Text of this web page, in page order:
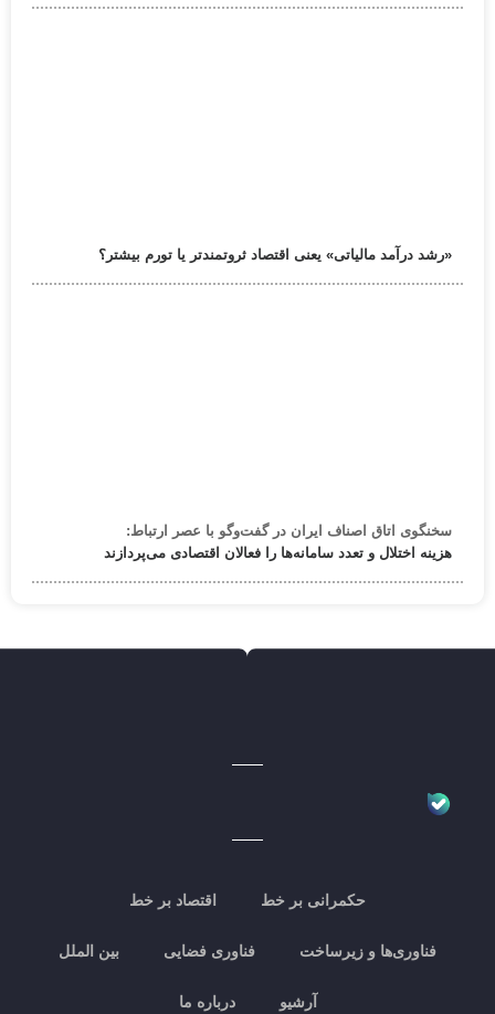
«رشد درآمد مالیاتی» یعنی اقتصاد ثروتمندتر یا تورم بیشتر؟
سخنگوی اتاق اصناف ایران در گفت‌وگو با عصر ارتباط:
هزینه اختلال و تعدد سامانه‌ها را فعالان اقتصادی می‌پردازند
حکمرانی بر خط اقتصاد بر خط
فناوری‌ها و زیرساخت فناوری فضایی بین الملل
آرشیو درباره ما